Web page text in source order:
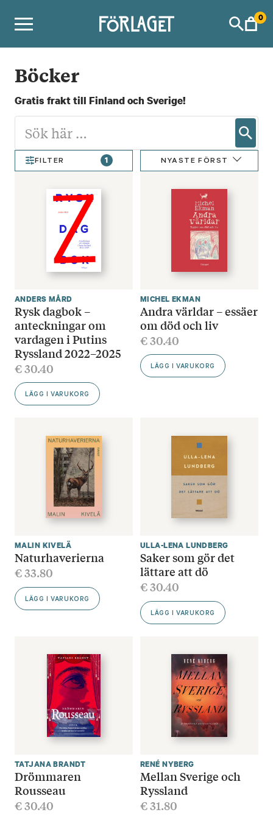
0
Böcker
Gratis frakt till Finland och Sverige!
FILTER 1 NYASTE FÖRST
ANDERS MÅRD
Rysk dagbok –
anteckningar om
vardagen i Putins
Ryssland 2022–2025
€30.40
LÄGG I VARUKORG
MICHEL EKMAN
Andra världar – essäer
om död och liv
€30.40
LÄGG I VARUKORG
MALIN KIVELÄ
Naturhaverierna
€33.80
LÄGG I VARUKORG
ULLA-LENA LUNDBERG
Saker som gör det
lättare att dö
€30.40
LÄGG I VARUKORG
TATJANA BRANDT
Drömmaren
Rousseau
€30.40
RENÉ NYBERG
Mellan Sverige och
Ryssland
€31.80